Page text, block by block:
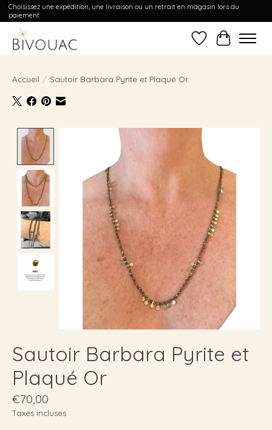
Choisissez une expédition, une livraison ou un retrait en magasin lors du
paiement
Liste dePanier
Accueil / Sautoir Barbara Pyrite et Plaqué Or
Product image slideshow Items
Sautoir Barbara Pyrite et
Plaqué Or
€70,00
Taxes incluses